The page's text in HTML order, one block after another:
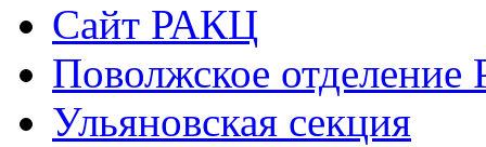
Сайт РАКЦ
Поволжское
Ульяновская секция